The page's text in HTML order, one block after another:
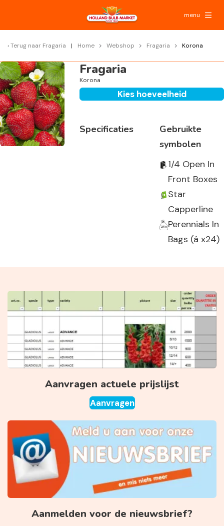
menu
Terug naar Fragaria Home Webshop Fragaria Korona
Fragaria
Korona
Kies hoeveelheid
Specificaties
Gebruikte
symbolen
1/4 Open In
Front Boxes
Star
Capperline
Perennials In
Bags (á x24)
Aanvragen actuele prijslijst
Aanvragen
Aanmelden voor de nieuwsbrief?